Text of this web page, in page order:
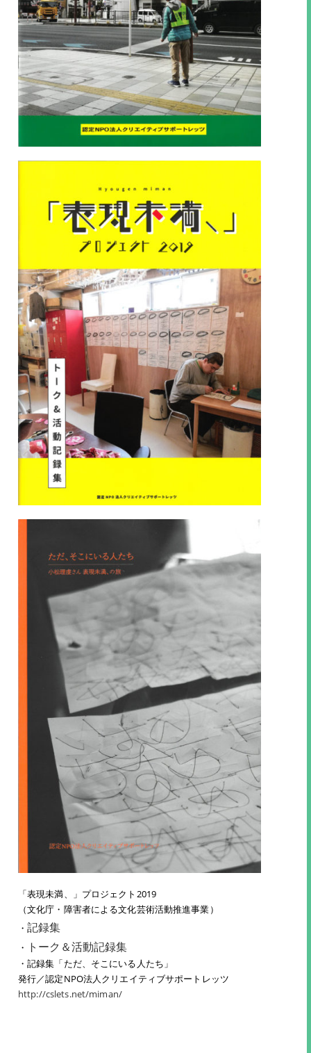
「表現未満、」プロジェクト2019
（文化庁・障害者による文化芸術活動推進事業）
・記録集
・ トーク＆活動記録集
・記録集「ただ、そこにいる人たち」
発行／認定NPO法人クリエイティブサポートレッツ
http://cslets.net/miman/